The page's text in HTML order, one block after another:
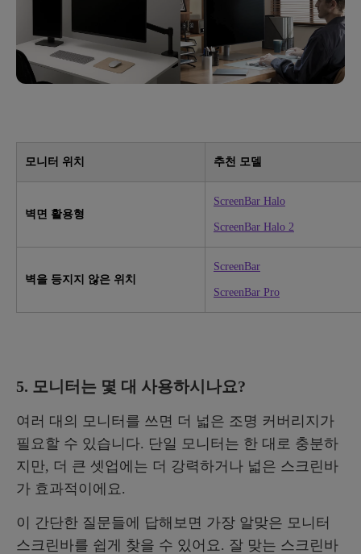
모니터 위치 추천 모델
벽면 활용형
ScreenBar Halo
ScreenBar Halo 2
벽을 등지지 않은 위치
ScreenBar
ScreenBar Pro
5. 모니터는 몇 대 사용하시나요?
여러 대의 모니터를 쓰면 더 넓은 조명 커버리지가
필요할 수 있습니다. 단일 모니터는 한 대로 충분하
지만, 더 큰 셋업에는 더 강력하거나 넓은 스크린바
가 효과적이에요.
이 간단한 질문들에 답해보면 가장 알맞은 모니터
스크린바를 쉽게 찾을 수 있어요. 잘 맞는 스크린바